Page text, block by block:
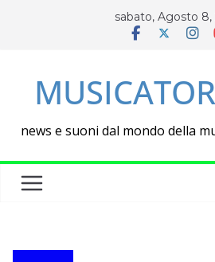
sabato, Agosto 8,
news e suoni dal mondo della